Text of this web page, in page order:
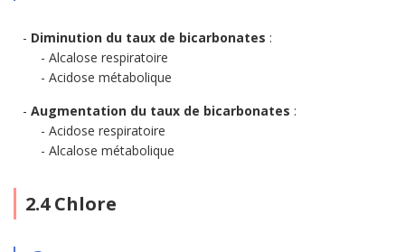
Diminution du taux de bicarbonates :
Alcalose respiratoire
Acidose métabolique
Augmentation du taux de bicarbonates :
Acidose respiratoire
Alcalose métabolique
2.4 Chlore